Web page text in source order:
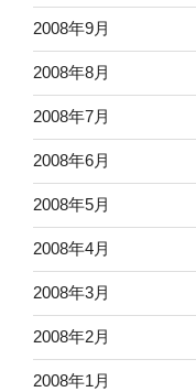
2008年9月
2008年8月
2008年7月
2008年6月
2008年5月
2008年4月
2008年3月
2008年2月
2008年1月